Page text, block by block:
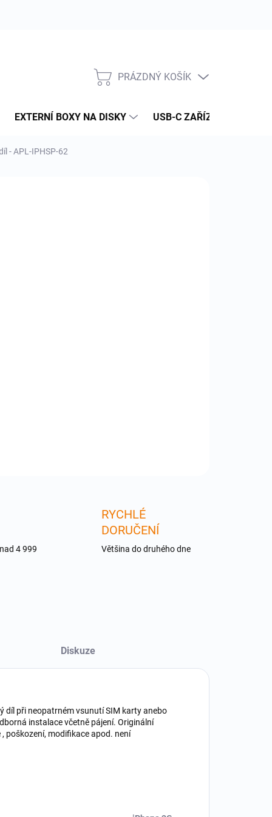
NÁKUPNÍ
PRÁZDNÝ KOŠÍK
EXTERNÍ BOXY NA DISKY USB-C ZAŘÍZENÍ
- APL-IPHSP-62
4 999
RYCHLÉ
DORUČENÍ
Většina do druhého dne
Diskuze
díl při neopatrném vsunutí SIM karty anebo
instalace včetně pájení. Originální
poškození, modifikace apod. není